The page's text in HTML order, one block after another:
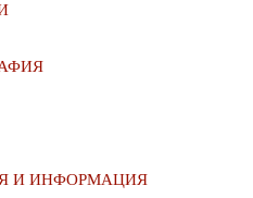
И ИНФОРМАЦИЯ